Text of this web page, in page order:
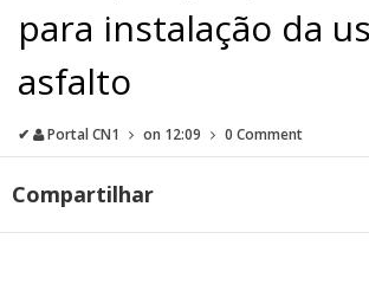
para instalação da
asfalto
✔ Portal CN1 on 12:09 0 Comment
Compartilhar